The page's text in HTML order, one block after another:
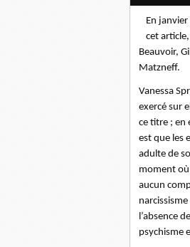
En
cet
Beauvoir,
Matzneff.
Vanessa
exercé sur
ce titre ; en
est que les
adulte de
moment où
aucun
l’absence
psychisme